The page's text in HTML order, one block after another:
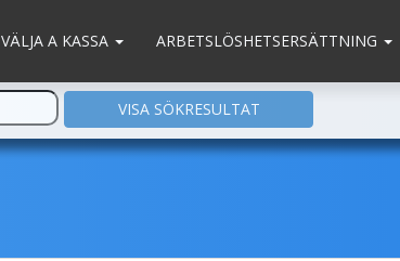
VÄLJA A KASSA ARBETSLÖSHETSERSÄTTNING